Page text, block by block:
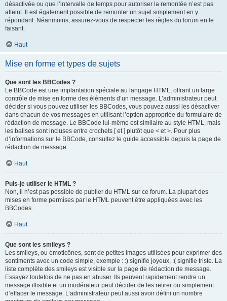
désactivée ou que l’intervalle de temps pour autoriser la remontée n’est pas
atteint. Il est également possible de remonter un sujet simplement en y
répondant. Néanmoins, assurez-vous de respecter les règles du forum en le
faisant.
Haut
Mise en forme et types de sujets
Que sont les BBCodes ?
Le BBCode est une implantation spéciale au langage HTML, offrant un large
contrôle de mise en forme des éléments d’un message. L’administrateur peut
décider si vous pouvez utiliser les BBCodes, vous pouvez aussi les désactiver
dans chacun de vos messages en utilisant l’option appropriée du formulaire de
rédaction de message. Le BBCode lui-même est similaire au style HTML, mais
les balises sont incluses entre crochets [ et ] plutôt que < et >. Pour plus
d’informations sur le BBCode, consultez le guide accessible depuis la page de
rédaction de message.
Haut
Puis-je utiliser le HTML ?
Non, il n’est pas possible de publier du HTML sur ce forum. La plupart des
mises en forme permises par le HTML peuvent être appliquées avec les
BBCodes.
Haut
Que sont les smileys ?
Les smileys, ou émoticônes, sont de petites images utilisées pour exprimer des
sentiments avec un code simple, exemple : :) signifie joyeux, :( signifie triste. La
liste complète des smileys est visible sur la page de rédaction de message.
Essayez toutefois de ne pas en abuser. Ils peuvent rapidement rendre un
message illisible et un modérateur peut décider de les retirer ou simplement
d’effacer le message. L’administrateur peut aussi avoir défini un nombre